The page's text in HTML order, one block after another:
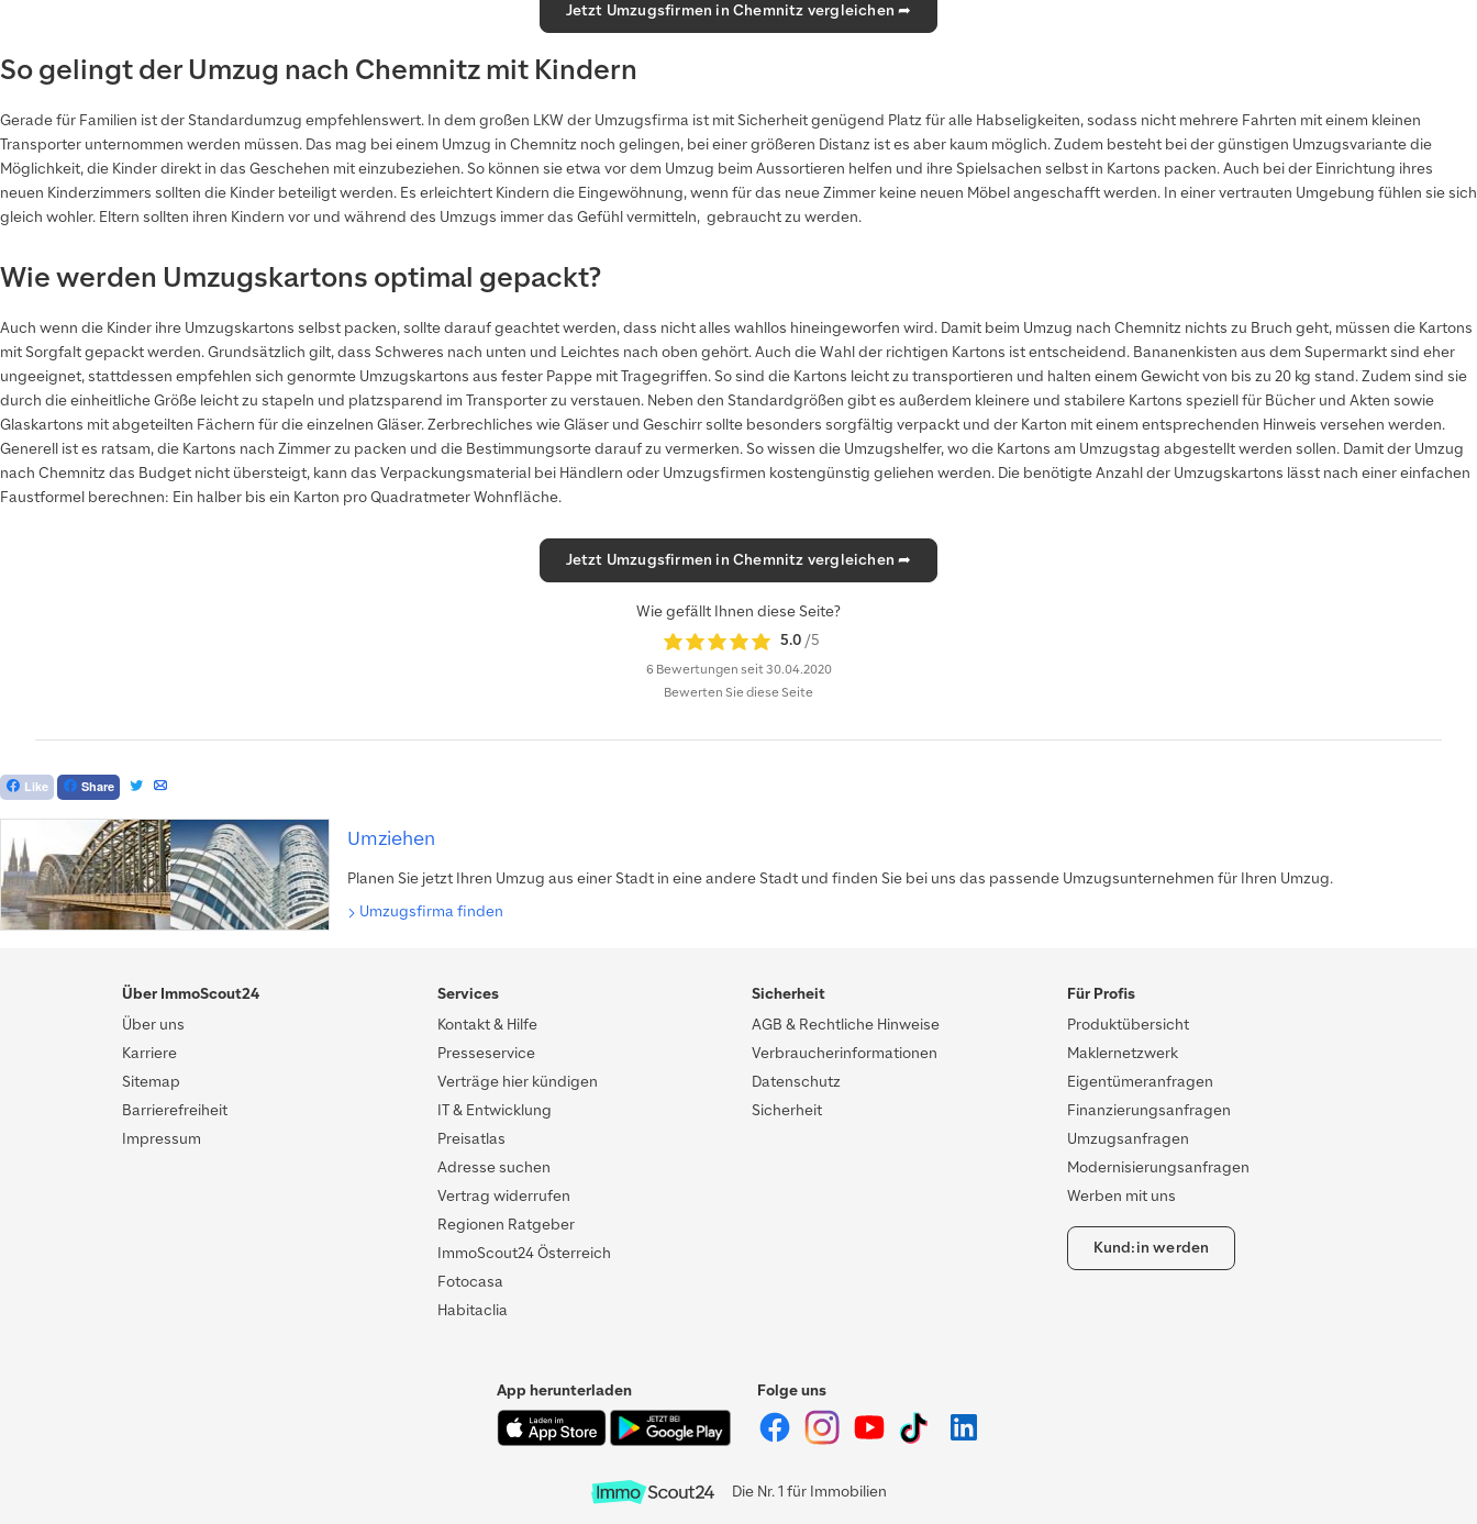
Jetzt Umzugsfirmen in Chemnitz vergleichen ➦
So gelingt der Umzug nach Chemnitz mit Kindern
Gerade für Familien ist der Standardumzug empfehlenswert. In dem großen LKW der Umzugsfirma ist mit Sicherheit genügend Platz für alle Habseligkeiten, sodass nicht mehrere Fahrten mit einem kleinen
Transporter unternommen werden müssen. Das mag bei einem Umzug in Chemnitz noch gelingen, bei einer größeren Distanz ist es aber kaum möglich. Zudem besteht bei der günstigen Umzugsvariante die
Möglichkeit, die Kinder direkt in das Geschehen mit einzubeziehen. So können sie etwa vor dem Umzug beim Aussortieren helfen und ihre Spielsachen selbst in Kartons packen. Auch bei der Einrichtung ihres
neuen Kinderzimmers sollten die Kinder beteiligt werden. Es erleichtert Kindern die Eingewöhnung, wenn für das neue Zimmer keine neuen Möbel angeschafft werden. In einer vertrauten Umgebung fühlen sie sich
gleich wohler. Eltern sollten ihren Kindern vor und während des Umzugs immer das Gefühl vermitteln, gebraucht zu werden.
Wie werden Umzugskartons optimal gepackt?
Auch wenn die Kinder ihre Umzugskartons selbst packen, sollte darauf geachtet werden, dass nicht alles wahllos hineingeworfen wird. Damit beim Umzug nach Chemnitz nichts zu Bruch geht, müssen die Kartons
mit Sorgfalt gepackt werden. Grundsätzlich gilt, dass Schweres nach unten und Leichtes nach oben gehört. Auch die Wahl der richtigen Kartons ist entscheidend. Bananenkisten aus dem Supermarkt sind eher
ungeeignet, stattdessen empfehlen sich genormte Umzugskartons aus fester Pappe mit Tragegriffen. So sind die Kartons leicht zu transportieren und halten einem Gewicht von bis zu 20 kg stand. Zudem sind sie
durch die einheitliche Größe leicht zu stapeln und platzsparend im Transporter zu verstauen. Neben den Standardgrößen gibt es außerdem kleinere und stabilere Kartons speziell für Bücher und Akten sowie
Glaskartons mit abgeteilten Fächern für die einzelnen Gläser. Zerbrechliches wie Gläser und Geschirr sollte besonders sorgfältig verpackt und der Karton mit einem entsprechenden Hinweis versehen werden.
Generell ist es ratsam, die Kartons nach Zimmer zu packen und die Bestimmungsorte darauf zu vermerken. So wissen die Umzugshelfer, wo die Kartons am Umzugstag abgestellt werden sollen. Damit der Umzug
nach Chemnitz das Budget nicht übersteigt, kann das Verpackungsmaterial bei Händlern oder Umzugsfirmen kostengünstig geliehen werden. Die benötigte Anzahl der Umzugskartons lässt nach einer einfachen
Faustformel berechnen: Ein halber bis ein Karton pro Quadratmeter Wohnfläche.
Jetzt Umzugsfirmen in Chemnitz vergleichen ➦
Wie gefällt Ihnen diese Seite?
5.0 /5
6 Bewertungen seit 30.04.2020
Bewerten Sie diese Seite
Like Share
Umziehen
Planen Sie jetzt Ihren Umzug aus einer Stadt in eine andere Stadt und finden Sie bei uns das passende Umzugsunternehmen für Ihren Umzug.
Umzugsfirma finden
Über ImmoScout24
Über uns
Karriere
Sitemap
Barrierefreiheit
Impressum
Services
Kontakt & Hilfe
Presseservice
Verträge hier kündigen
IT & Entwicklung
Preisatlas
Adresse suchen
Vertrag widerrufen
Regionen Ratgeber
ImmoScout24 Österreich
Fotocasa
Habitaclia
Sicherheit
AGB & Rechtliche Hinweise
Verbraucherinformationen
Datenschutz
Sicherheit
Für Profis
Produktübersicht
Maklernetzwerk
Eigentümeranfragen
Finanzierungsanfragen
Umzugsanfragen
Modernisierungsanfragen
Werben mit uns
Kund:in werden
App herunterladen Folge uns
Die Nr. 1 für Immobilien